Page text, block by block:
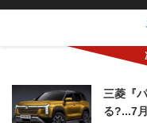
三菱『
る?...7